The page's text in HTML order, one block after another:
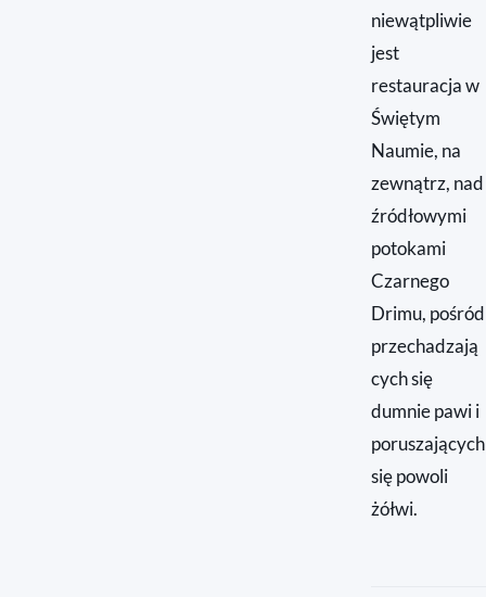
niewątpliwie
jest
restauracja w
Świętym
Naumie, na
zewnątrz, nad
źródłowymi
potokami
Czarnego
Drimu, pośród
przechadzają
cych się
dumnie pawi i
poruszających
się powoli
żółwi.